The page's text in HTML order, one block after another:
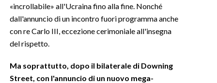
NECROLOGI
«incrollabile» all'Ucraina fino alla fine. Nonché
dall'annuncio di un incontro fuori programma anche
con re Carlo III, eccezione cerimoniale all'insegna
del rispetto.
Ma soprattutto, dopo il bilaterale di Downing
Street, con l'annuncio di un nuovo mega-